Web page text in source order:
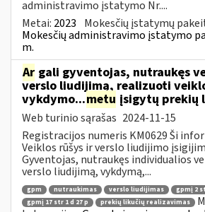
administravimo įstatymo Nr....
Metai: 2023 Mokesčių įstatymų
Mokesčių administravimo įstatymo
m.
Ar gali gyventojas, nutraukęs
verslo liudijimą, realizuoti
vykdymo...metu įsigytų prekių
Web turinio sąrašas 2024-11-15
Registracijos numeris KM0629 Ši
Veiklos rūšys ir verslo liudijimo
Gyventojas, nutraukęs individualios
verslo liudijimą, vykdymą,...
gpm nutraukimas verslo liudijimas gpmį 2
gpmį 17 str 1 d 27 p
prekių likučių realizavimas